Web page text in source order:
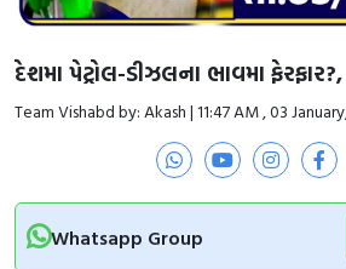
દેશમા પેટ્રોલ-ડીઝલના ભાવમા
Team Vishabd by: Akash | 11:47 AM , 03
Whatsapp Group